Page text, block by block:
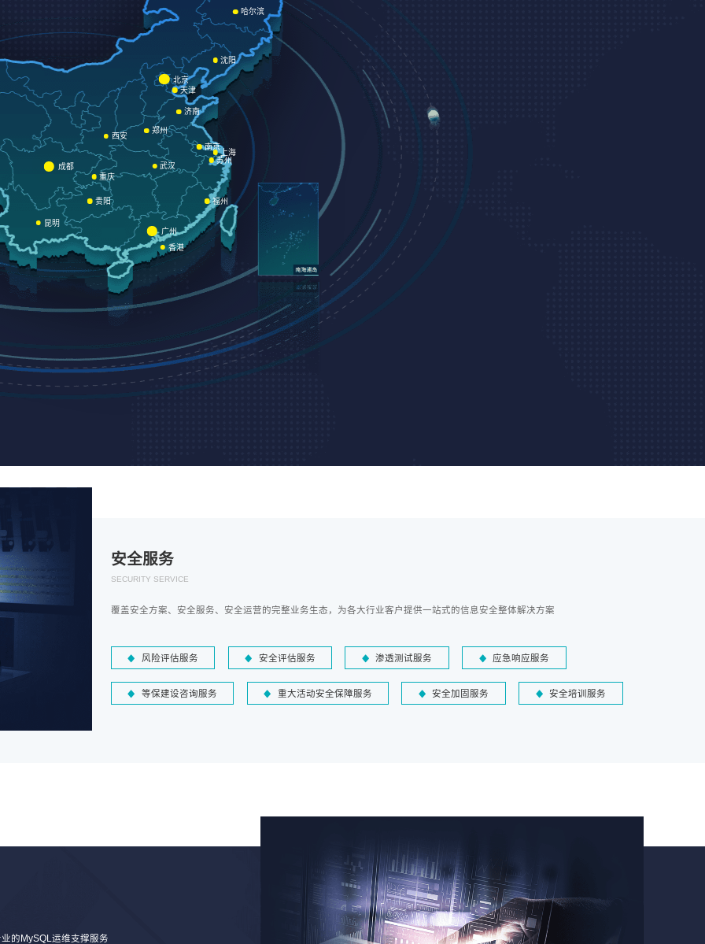
苏州
南京
天津
哈尔滨
北京
沈阳
济南
西安
郑州
上海
武汉
贵阳
重庆
成都
昆明
广州
福州
香港
安全服务
SECURITY SERVICE
覆盖安全方案、安全服务、安全运营的完整业务生态，为各大行业客户提供一站式的信息安全整体解决方案
风险评估服务 安全评估服务 渗透测试服务 应急响应服务
等保建设咨询服务 重大活动安全保障服务 安全加固服务 安全培训服务
的MySQL运维支撑服务